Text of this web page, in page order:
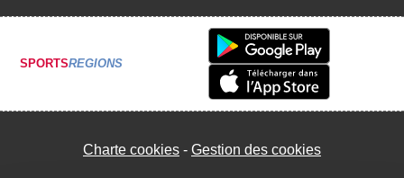
SPORTSREGIONS
Charte cookies Gestion des cookies